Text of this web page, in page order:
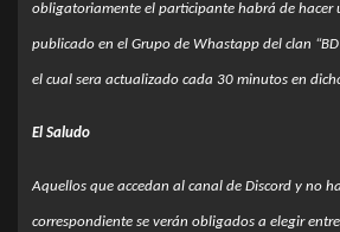
obligatoriamente el participante habrá de hacer
publicado en el Grupo de Whastapp del clan “BD
el cual sera actualizado cada 30 minutos en
El Saludo
Aquellos que accedan al canal de Discord y no
correspondiente se verán obligados a elegir entre